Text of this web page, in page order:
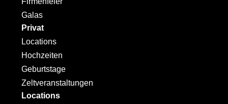
Galas
Privat
Locations
Hochzeiten
Geburtstage
Zeltveranstaltungen
Locations